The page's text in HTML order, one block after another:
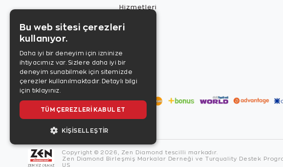
Hizmetleri
Copyright © 2026, Zen Diamond tescilli markadır.
Zen Diamond Birleşmiş Markalar Derneği ve Turquality Destek
US
Bu web sitesi çerezleri
kullanıyor.
Daha iyi bir deneyim için izninize
ihtiyacımız var. Sizlere daha iyi bir
deneyim sunabilmek için sitemizde
çerezler kullanılmaktadır. Detaylı bilgi
için tıklayınız.
TÜM ÇEREZLERI KABUL ET
KIŞISELLEŞTIR